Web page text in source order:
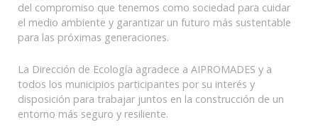
del compromiso que tenemos como sociedad para cuidar
el medio ambiente y garantizar un futuro más sustentable
para las próximas generaciones.
La Dirección de Ecología agradece a AIPROMADES y a
todos los municipios participantes por su interés y
disposición para trabajar juntos en la construcción de un
entorno más seguro y resiliente.